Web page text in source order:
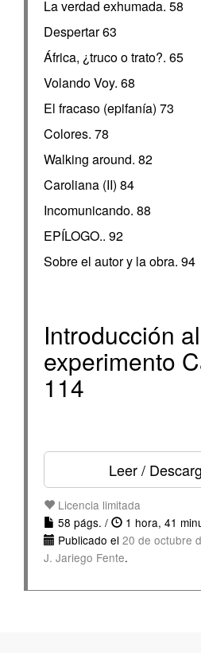
La verdad exhumada. 58
Despertar 63
África, ¿truco o trato?. 65
Volando Voy. 68
El fracaso (epifanía) 73
Colores. 78
Walking around. 82
Caroliana (II) 84
Incomunicando. 88
EPÍLOGO.. 92
Sobre el autor y la obra. 94
Introducción al
experimento
114
Leer /
Licencia limitada
58 págs. /
1 hora, 41
Publicado el 20 de octubre
J. Jariego Fente.